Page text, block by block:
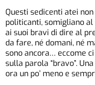
Questi sedicenti atei
politicanti, somigliano
ai suoi bravi di dire al
da fare, né domani, né
sono ancora… eccome
sulla parola “bravo”.
ora un po’ meno e